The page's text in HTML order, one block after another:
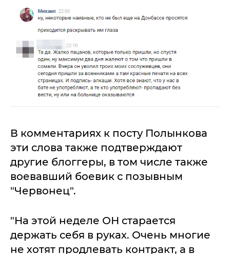
В комментариях к посту Полынкова
эти слова также подтверждают
другие блоггеры, в том числе также
воевавший боевик с позывным
"Червонец".
"На этой неделе ОН старается
держать себя в руках. Очень многие
не хотят продлевать контракт, а в